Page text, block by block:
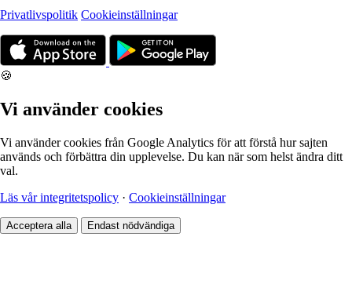
Privatlivspolitik Cookieinställningar
🍪
Vi använder cookies
Vi använder cookies från Google Analytics för att förstå hur sajten
används och förbättra din upplevelse. Du kan när som helst ändra ditt
val.
Läs vår integritetspolicy · Cookieinställningar
Acceptera alla Endast nödvändiga